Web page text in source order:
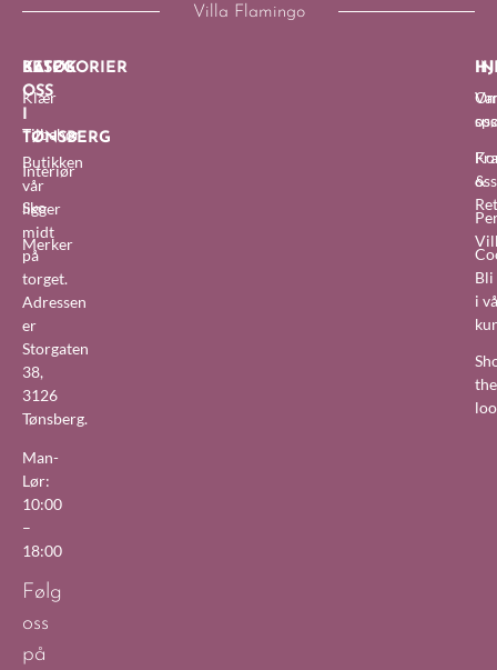
Villa Flamingo
BESØK
OSS
TØNSBERG
Butikken
vår
ligger
midt
på
torget.
Adressen
er
Storgaten
38,
3126
Tønsberg.
Man-
Lør:
10:00
–
18:00
Følg
oss
på
KATEGORIER
Klær
Tilbehør
Interiør
Sko
Merker
oss
&
Bli
i
the
oss